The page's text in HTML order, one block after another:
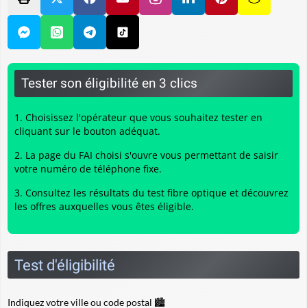
Tester son éligibilité en 3 clics
Choisissez l'opérateur que vous souhaitez tester en
cliquant sur le bouton adéquat.
La page du FAI choisi s'ouvre vous permettant de saisir
votre numéro de téléphone fixe.
Consultez les résultats du test fibre optique et découvrez
les offres auxquelles vous êtes éligible.
Test d'éligibilité
Indiquez votre ville ou code postal 🏙️